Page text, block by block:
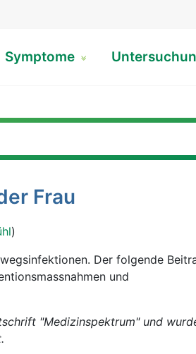
Symptome
Frau
)
Der folgende
und
"Medizinspektrum" und